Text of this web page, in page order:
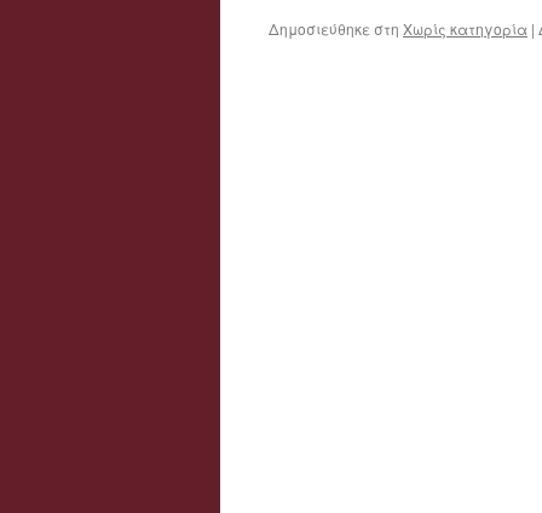
Δημοσιεύθηκε στη Χωρίς κατηγορία |